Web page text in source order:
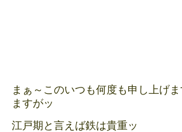
まぁ～このいつも何度も申し上げ
ますがッ
江戸期と言えば鉄は貴重ッ